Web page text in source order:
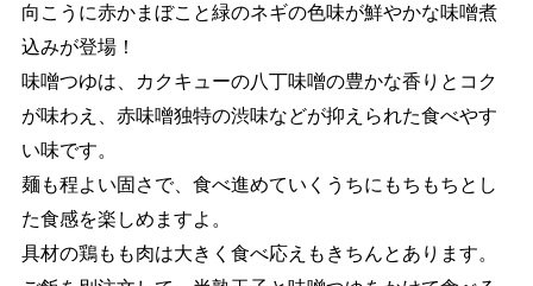
向こうに赤かまぼこと緑のネギの色味が鮮やかな味噌煮
込みが登場！
味噌つゆは、カクキューの八丁味噌の豊かな香りとコク
が味わえ、赤味噌独特の渋味などが抑えられた食べやす
い味です。
麺も程よい固さで、食べ進めていくうちにもちもちとし
た食感を楽しめますよ。
具材の鶏もも肉は大きく食べ応えもきちんとあります。